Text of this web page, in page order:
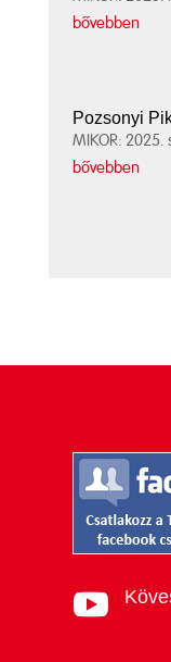
bővebben
Pozsonyi
MIKOR: 2025.
bővebben
